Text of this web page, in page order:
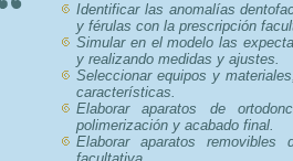
Identificar las anomalías
y férulas con la prescripción
Simular en el modelo las
y realizando medidas y ajustes.
Seleccionar equipos y
características.
Elaborar aparatos de
polimerización y acabado final.
Elaborar aparatos removibles